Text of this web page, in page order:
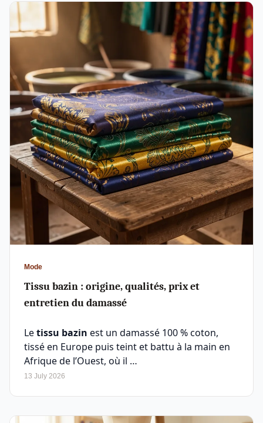
Mode
Tissu bazin : origine, qualités, prix et
entretien du damassé
Letissu bazin est un damassé 100 % coton,
tissé en Europe puis teint et battu à la main en
Afrique de l’Ouest, où il …
13 July 2026